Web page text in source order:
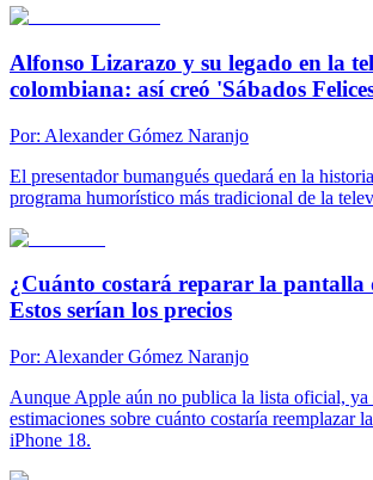
Alfonso Lizarazo y su legado en la
colombiana: así creó 'Sábados
Por: Alexander Gómez Naranjo
El presentador bumangués quedará en la
programa humorístico más tradicional de la
¿Cuánto costará reparar la pantalla
Estos serían los precios
Por: Alexander Gómez Naranjo
Aunque Apple aún no publica la lista oficial, ya
estimaciones sobre cuánto costaría reemplazar
iPhone 18.